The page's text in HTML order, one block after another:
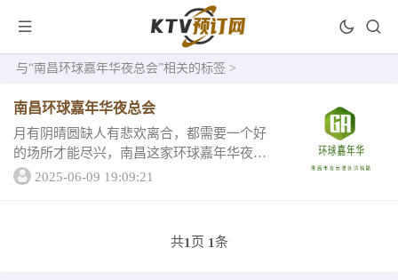
与“南昌环球嘉年华夜总会”相关的标签 >
南昌环球嘉年华夜总会
月有阴晴圆缺人有悲欢离合，都需要一个好
的场所才能尽兴，南昌这家环球嘉年华夜总
会特别的适合你！给你带来不一样的感觉，
2025-06-09 19:09:21
共1 页 1条